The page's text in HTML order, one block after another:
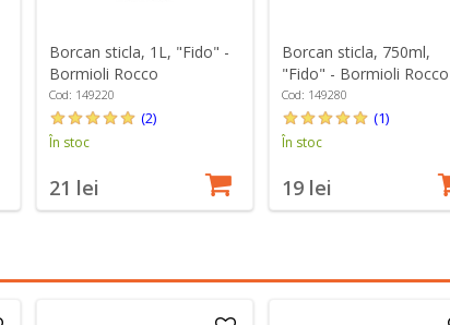
Borcan sticla, 1L, "Fido" -
Bormioli Rocco
Cod: 149220
(2)
În stoc
21 lei
Borcan sticla, 750ml,
"Fido" - Bormioli Rocco
Cod: 149280
(1)
În stoc
19 lei